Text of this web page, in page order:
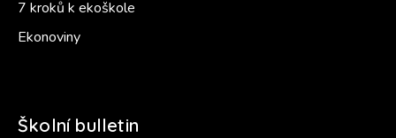
7 kroků k ekoškole
Ekonoviny
Školní bulletin